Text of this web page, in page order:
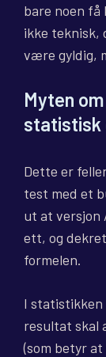
bare noen
ikke teknisk,
være gyldig,
Myten
statistisk
Dette er
test med et
ut at versjon
ett, og
formelen.
I statistikken
resultat skal
(som betyr